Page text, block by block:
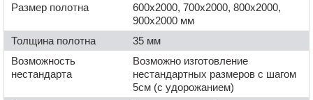
Размер полотна
600x2000, 700x2000, 800x2000,
900x2000 мм
Толщина полотна
35 мм
Возможность
нестандарта
Возможно изготовление
нестандартных размеров с шагом
5см (с удорожанием)